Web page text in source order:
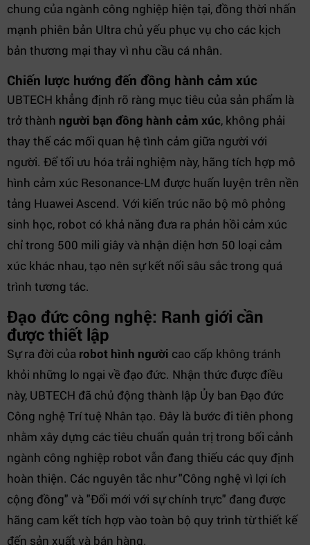
chung của ngành công nghiệp hiện tại, đồng thời nhấn
mạnh phiên bản Ultra chủ yếu phục vụ cho các kịch
bản thương mại thay vì nhu cầu cá nhân.
Chiến lược hướng đến đồng hành cảm xúc
UBTECH khẳng định rõ ràng mục tiêu của sản phẩm là
trở thành người bạn đồng hành cảm xúc, không phải
thay thế các mối quan hệ tình cảm giữa người với
người. Để tối ưu hóa trải nghiệm này, hãng tích hợp mô
hình cảm xúc Resonance-LM được huấn luyện trên nền
tảng Huawei Ascend. Với kiến trúc não bộ mô phỏng
sinh học, robot có khả năng đưa ra phản hồi cảm xúc
chỉ trong 500 mili giây và nhận diện hơn 50 loại cảm
xúc khác nhau, tạo nên sự kết nối sâu sắc trong quá
trình tương tác.
Đạo đức công nghệ: Ranh giới cần
được thiết lập
Sự ra đời của robot hình người cao cấp không tránh
khỏi những lo ngại về đạo đức. Nhận thức được điều
này, UBTECH đã chủ động thành lập Ủy ban Đạo đức
Công nghệ Trí tuệ Nhân tạo. Đây là bước đi tiên phong
nhằm xây dựng các tiêu chuẩn quản trị trong bối cảnh
ngành công nghiệp robot vẫn đang thiếu các quy định
hoàn thiện. Các nguyên tắc như "Công nghệ vì lợi ích
cộng đồng" và "Đổi mới với sự chính trực" đang được
hãng cam kết tích hợp vào toàn bộ quy trình từ thiết kế
đến sản xuất và bán hàng.